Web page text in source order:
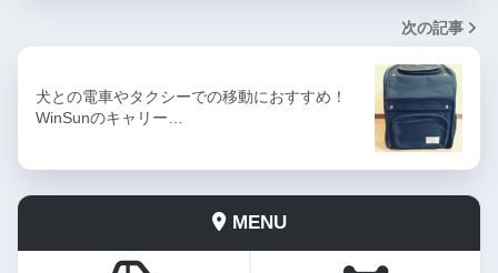
次の記事
犬との電車やタクシーでの移動におすすめ！
WinSunのキャリー…
MENU